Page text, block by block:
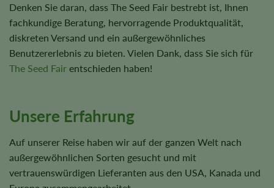
Denken Sie daran, dass The Seed Fair bestrebt ist, Ihnen
fachkundige Beratung, hervorragende Produktqualität,
diskreten Versand und ein außergewöhnliches
Benutzererlebnis zu bieten. Vielen Dank, dass Sie sich für
The Seed Fair entschieden haben!
Unsere Erfahrung
Auf unserer Reise haben wir auf der ganzen Welt nach
außergewöhnlichen Sorten gesucht und mit
vertrauenswürdigen Lieferanten aus den USA, Kanada und